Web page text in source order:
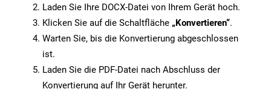
Laden Sie Ihre DOCX-Datei von Ihrem Gerät hoch.
Klicken Sie auf die Schaltfläche „Konvertieren“.
Warten Sie, bis die Konvertierung abgeschlossen
ist.
Laden Sie die PDF-Datei nach Abschluss der
Konvertierung auf Ihr Gerät herunter.